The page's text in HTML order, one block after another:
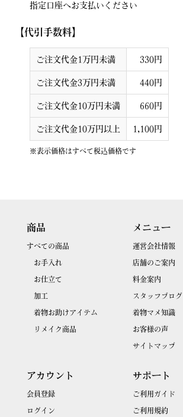
指定口座へお支払いください
【代引手数料】
ご注文代金1万円未満 330円
ご注文代金3万円未満 440円
ご注文代金10万円未満 660円
ご注文代金10万円以上 1,100円
※表示価格はすべて税込価格です
商品
すべての商品
お手入れ
お仕立て
加工
着物お助けアイテム
リメイク商品
メニュー
運営会社情報
店舗のご案内
料金案内
スタッフブログ
着物マメ知識
お客様の声
サイトマップ
アカウント
会員登録
ログイン
サポート
ご利用ガイド
ご利用規約